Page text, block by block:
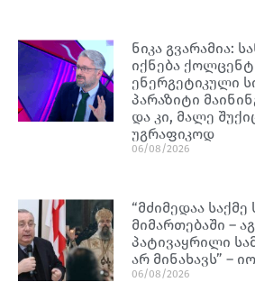
ნიკა გვარამია:
იქნება
ენერგეტიკული
პარაზიტი
და კი, მალე
უგრაფიკოდ
06/08/2026
“მძიმედაა
მიმართებაში –
პატივაყრილი
არ მინახავს” –
06/08/2026